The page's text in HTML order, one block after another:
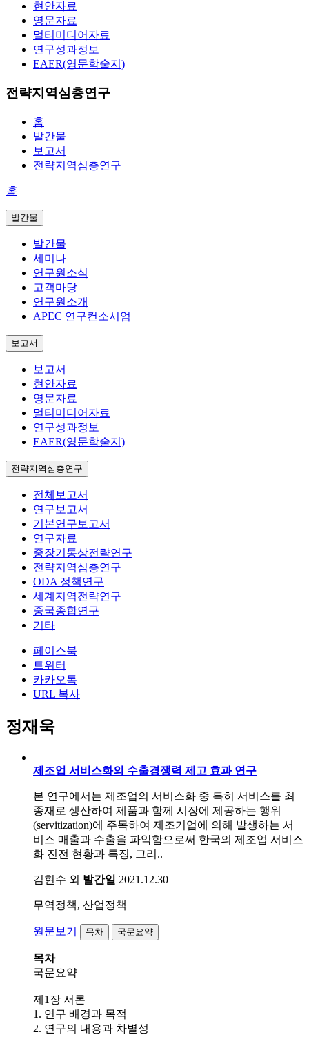
현안자료
영문자료
멀티미디어자료
연구성과정보
EAER(영문학술지)
전략지역심층연구
홈
발간물
보고서
전략지역심층연구
홈
발간물
발간물
세미나
연구원소식
고객마당
연구원소개
APEC 연구컨소시엄
보고서
보고서
현안자료
영문자료
멀티미디어자료
연구성과정보
EAER(영문학술지)
전략지역심층연구
전체보고서
연구보고서
기본연구보고서
연구자료
중장기통상전략연구
전략지역심층연구
ODA 정책연구
세계지역전략연구
중국종합연구
기타
페이스북
트위터
카카오톡
URL 복사
정재욱
제조업 서비스화의 수출경쟁력 제고 효과 연구
본 연구에서는 제조업의 서비스화 중 특히 서비스를 최
종재로 생산하여 제품과 함께 시장에 제공하는 행위
(servitization)에 주목하여 제조기업에 의해 발생하는 서
비스 매출과 수출을 파악함으로써 한국의 제조업 서비스
화 진전 현황과 특징, 그리..
김현수 외 발간일 2021.12.30
무역정책, 산업정책
원문보기 목차 국문요약
목차
국문요약
제1장 서론
1. 연구 배경과 목적
2. 연구의 내용과 차별성